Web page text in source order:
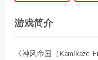
游戏简介
《神风帝国（Kamikaze